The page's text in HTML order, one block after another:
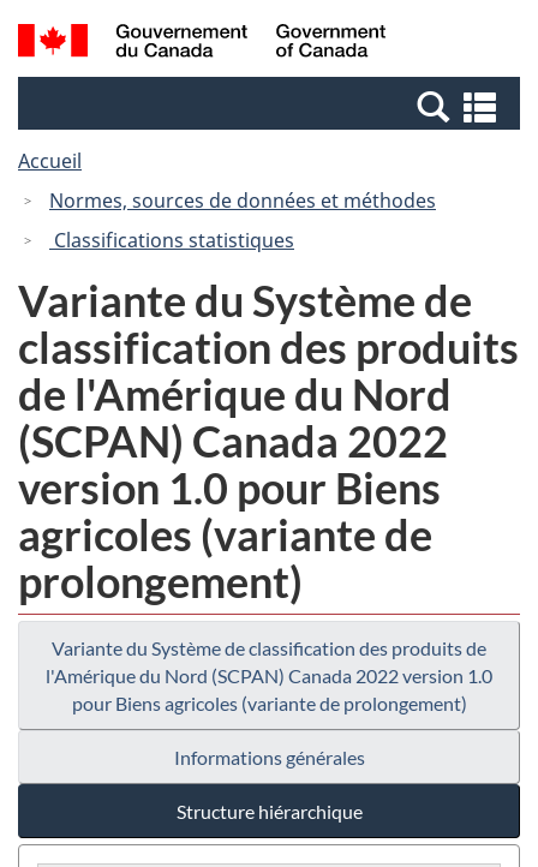
Passer
au
Passer
à
Canada
Recherche
et
et
Accueil
Normes, sources de données et méthodes
Classifications statistiques
Variante du Système de
classification des produits
de l'Amérique du Nord
(SCPAN) Canada 2022
version 1.0 pour Biens
agricoles (variante de
prolongement)
Variante du Système de classification des produits de
l'Amérique du Nord (SCPAN) Canada 2022 version 1.0
pour Biens agricoles (variante de prolongement)
Informations générales
Structure hiérarchique